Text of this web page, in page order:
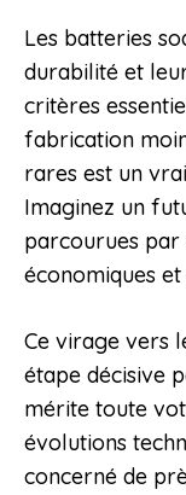
Les batteries
durabilité et
critères
fabrication
rares est un
Imaginez un
parcourues par
économiques
Ce virage vers
étape décisive
mérite toute
évolutions
concerné de